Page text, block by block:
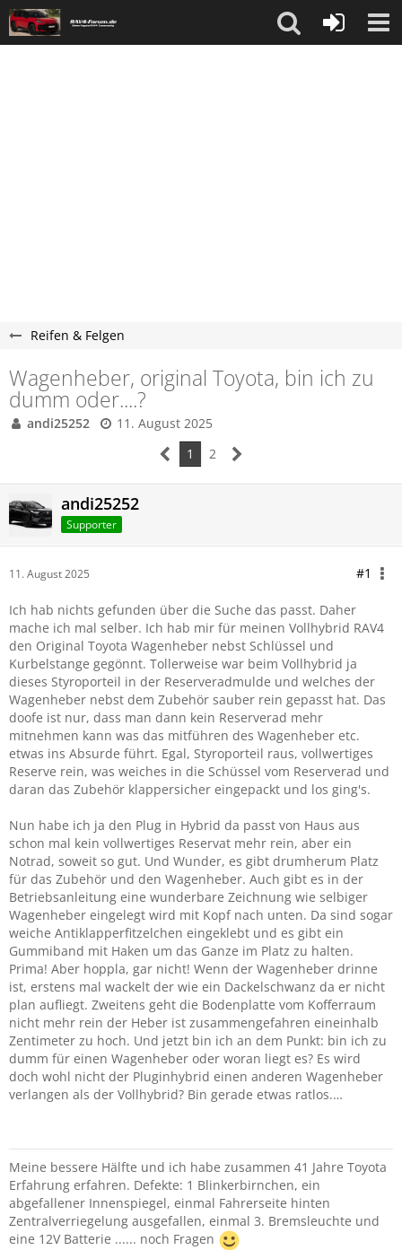
Reifen & Felgen
Wagenheber, original Toyota, bin ich zu
dumm oder....?
andi25252
11. August 2025
1
2
andi25252
Supporter
11. August 2025 #1
Ich hab nichts gefunden über die Suche das passt. Daher
mache ich mal selber. Ich hab mir für meinen Vollhybrid RAV4
den Original Toyota Wagenheber nebst Schlüssel und
Kurbelstange gegönnt. Tollerweise war beim Vollhybrid ja
dieses Styroporteil in der Reserveradmulde und welches der
Wagenheber nebst dem Zubehör sauber rein gepasst hat. Das
doofe ist nur, dass man dann kein Reserverad mehr
mitnehmen kann was das mitführen des Wagenheber etc.
etwas ins Absurde führt. Egal, Styroporteil raus, vollwertiges
Reserve rein, was weiches in die Schüssel vom Reserverad und
daran das Zubehör klappersicher eingepackt und los ging's.
Nun habe ich ja den Plug in Hybrid da passt von Haus aus
schon mal kein vollwertiges Reservat mehr rein, aber ein
Notrad, soweit so gut. Und Wunder, es gibt drumherum Platz
für das Zubehör und den Wagenheber. Auch gibt es in der
Betriebsanleitung eine wunderbare Zeichnung wie selbiger
Wagenheber eingelegt wird mit Kopf nach unten. Da sind sogar
weiche Antiklapperfitzelchen eingeklebt und es gibt ein
Gummiband mit Haken um das Ganze im Platz zu halten.
Prima! Aber hoppla, gar nicht! Wenn der Wagenheber drinne
ist, erstens mal wackelt der wie ein Dackelschwanz da er nicht
plan aufliegt. Zweitens geht die Bodenplatte vom Kofferraum
nicht mehr rein der Heber ist zusammengefahren eineinhalb
Zentimeter zu hoch. Und jetzt bin ich an dem Punkt: bin ich zu
dumm für einen Wagenheber oder woran liegt es? Es wird
doch wohl nicht der Pluginhybrid einen anderen Wagenheber
verlangen als der Vollhybrid? Bin gerade etwas ratlos.…
Meine bessere Hälfte und ich habe zusammen 41 Jahre Toyota
Erfahrung erfahren. Defekte: 1 Blinkerbirnchen, ein
abgefallener Innenspiegel, einmal Fahrerseite hinten
Zentralverriegelung ausgefallen, einmal 3. Bremsleuchte und
eine 12V Batterie ...... noch Fragen